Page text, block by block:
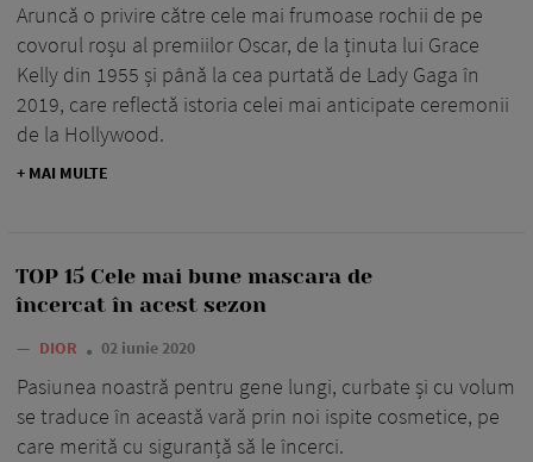
Aruncă o privire către cele mai frumoase rochii de pe
covorul roșu al premiilor Oscar, de la ținuta lui Grace
Kelly din 1955 și până la cea purtată de Lady Gaga în
2019, care reflectă istoria celei mai anticipate ceremonii
de la Hollywood.
+ MAI MULTE
TOP 15 Cele mai bune mascara de
încercat în acest sezon
— DIOR 02 iunie 2020
Pasiunea noastră pentru gene lungi, curbate și cu volum
se traduce în această vară prin noi ispite cosmetice, pe
care merită cu siguranță să le încerci.